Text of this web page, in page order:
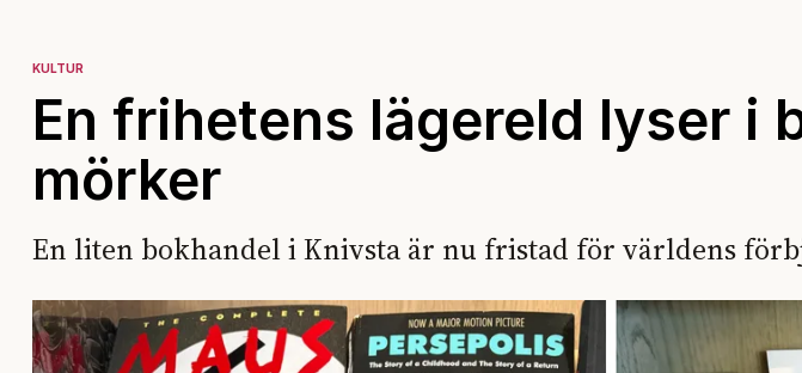
KULTUR
En frihetens lägereld lyser i
mörker
En liten bokhandel i Knivsta är nu fristad för världens